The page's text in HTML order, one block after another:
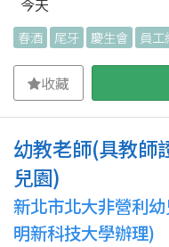
春酒 尾牙 慶生會 員
收藏
幼教老師(具教師
兒園)
新北市北大非營利
明新科技大學辦理)